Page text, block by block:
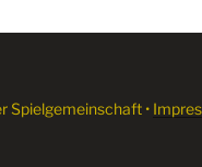
•